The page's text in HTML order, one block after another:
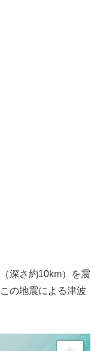
深さ約10km）を震
の地震による津波